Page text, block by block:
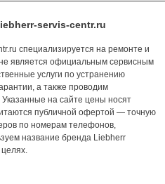
servis-centr.ru
специализируется на ремонте и
является официальным сервисным
услуги по устранению
а также проводим
Указанные на сайте цены носят
публичной офертой — точную
по номерам телефонов,
название бренда Liebherr